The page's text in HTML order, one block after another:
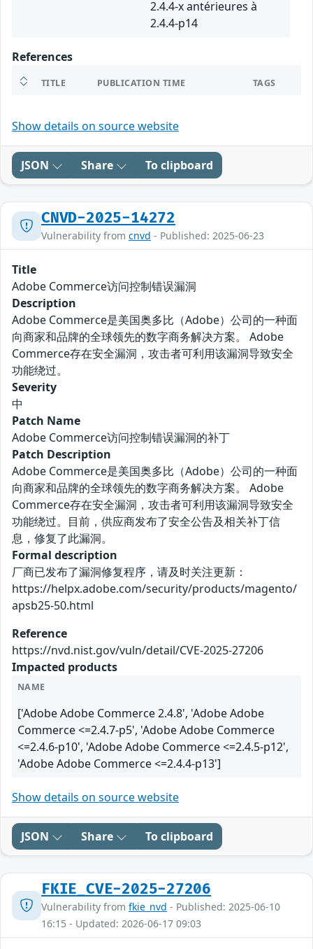
2.4.4-x antérieures à
2.4.4-p14
References
TITLE PUBLICATION TIME TAGS
Show details on source website
JSON Share To clipboard
CNVD-2025-14272
Vulnerability from cnvd - Published: 2025-06-23
Title
Adobe Commerce访问控制错误漏洞
Description
Adobe Commerce是美国奥多比（Adobe）公司的一种面
向商家和品牌的全球领先的数字商务解决方案。 Adobe
Commerce存在安全漏洞，攻击者可利用该漏洞导致安全
功能绕过。
Severity
中
Patch Name
Adobe Commerce访问控制错误漏洞的补丁
Patch Description
Adobe Commerce是美国奥多比（Adobe）公司的一种面
向商家和品牌的全球领先的数字商务解决方案。 Adobe
Commerce存在安全漏洞，攻击者可利用该漏洞导致安全
功能绕过。目前，供应商发布了安全公告及相关补丁信
息，修复了此漏洞。
Formal description
厂商已发布了漏洞修复程序，请及时关注更新：
https://helpx.adobe.com/security/products/magento/
apsb25-50.html
Reference
https://nvd.nist.gov/vuln/detail/CVE-2025-27206
Impacted products
NAME
['Adobe Adobe Commerce 2.4.8', 'Adobe Adobe
Commerce <=2.4.7-p5', 'Adobe Adobe Commerce
<=2.4.6-p10', 'Adobe Adobe Commerce <=2.4.5-p12',
'Adobe Adobe Commerce <=2.4.4-p13']
Show details on source website
JSON Share To clipboard
FKIE_CVE-2025-27206
Vulnerability from fkie_nvd - Published: 2025-06-10
16:15 - Updated: 2026-06-17 09:03